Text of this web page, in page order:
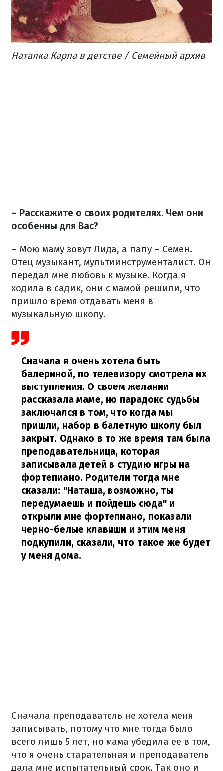
Наталка Карпа в детстве / Семейный архив
– Расскажите о своих родителях. Чем они
особенны для Вас?
– Мою маму зовут Лида, а папу – Семен.
Отец музыкант, мультиинструменталист. Он
передал мне любовь к музыке. Когда я
ходила в садик, они с мамой решили, что
пришло время отдавать меня в
музыкальную школу.
Сначала я очень хотела быть
балериной, по телевизору смотрела их
выступления. О своем желании
рассказала маме, но парадокс судьбы
заключался в том, что когда мы
пришли, набор в балетную школу был
закрыт. Однако в то же время там была
преподавательница, которая
записывала детей в студию игры на
фортепиано. Родители тогда мне
сказали: "Наташа, возможно, ты
передумаешь и пойдешь сюда" и
открыли мне фортепиано, показали
черно-белые клавиши и этим меня
подкупили, сказали, что такое же будет
у меня дома.
Сначала преподаватель не хотела меня
записывать, потому что мне тогда было
всего лишь 5 лет, но мама убедила ее в том,
что я очень старательная и преподаватель
дала мне испытательный срок. Так оно и